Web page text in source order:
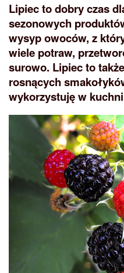
Lipiec to dobry czas
sezonowych
wysyp owoców, z
wiele potraw,
surowo. Lipiec to
rosnących
wykorzystuję w